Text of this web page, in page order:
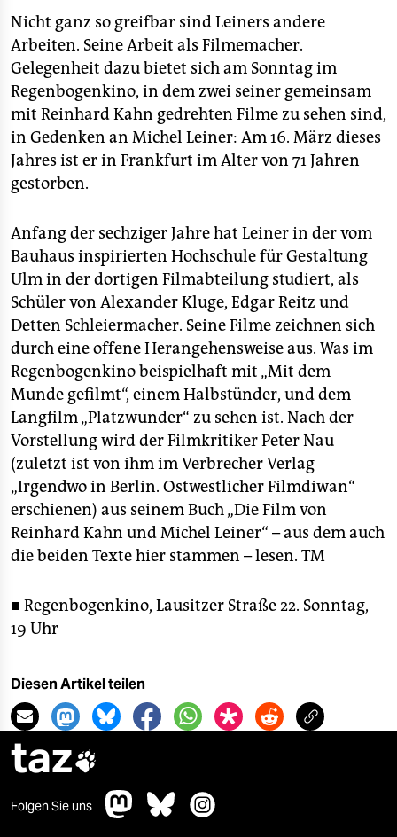
shop
fragen & hilfe
unterstützen
abo
genossenschaft
epaper login
Nicht ganz so greifbar sind Leiners andere
Arbeiten. Seine Arbeit als Filmemacher.
Gelegenheit dazu bietet sich am Sonntag im
Regenbogenkino, in dem zwei seiner gemeinsam
mit Reinhard Kahn gedrehten Filme zu sehen sind,
in Gedenken an Michel Leiner: Am 16. März dieses
Jahres ist er in Frankfurt im Alter von 71 Jahren
gestorben.
Anfang der sechziger Jahre hat Leiner in der vom
Bauhaus inspirierten Hochschule für Gestaltung
Ulm in der dortigen Filmabteilung studiert, als
Schüler von Alexander Kluge, Edgar Reitz und
Detten Schleiermacher. Seine Filme zeichnen sich
durch eine offene Herangehensweise aus. Was im
Regenbogenkino beispielhaft mit „Mit dem
Munde gefilmt“, einem Halbstünder, und dem
Langfilm „Platzwunder“ zu sehen ist. Nach der
Vorstellung wird der Filmkritiker Peter Nau
(zuletzt ist von ihm im Verbrecher Verlag
„Irgendwo in Berlin. Ostwestlicher Filmdiwan“
erschienen) aus seinem Buch „Die Film von
Reinhard Kahn und Michel Leiner“ – aus dem auch
die beiden Texte hier stammen – lesen. TM
■ Regenbogenkino, Lausitzer Straße 22. Sonntag,
19 Uhr
Diesen Artikel teilen
taz
Folgen Sie uns